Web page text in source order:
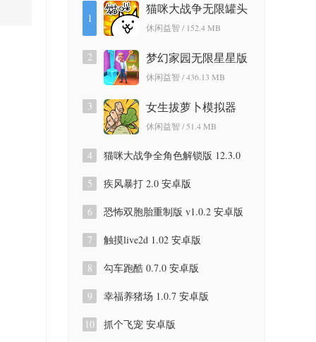
1
猫咪大战争无限罐头
版 12.3.0 最新版
休闲益智 / 152.4 MB
2
梦幻家园无限星星版
7.5.0 安卓版
休闲益智 / 436.13 MB
3
女生拔萝卜模拟器
1.0.2 安卓版
休闲益智 / 51.4 MB
4
猫咪大战争全角色解锁版 12.3.0
5
疾风暴打 2.0 安卓版
6 恐怖双胞胎重制版 v1.0.2 安卓版
7 触摸live2d 1.02 安卓版
8 勾车跑酷 0.7.0 安卓版
9 幸福养猪场 1.0.7 安卓版
10 抓个飞宠 安卓版